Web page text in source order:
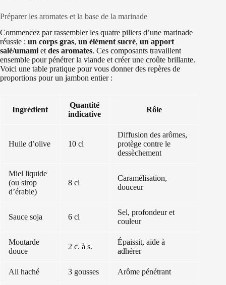
Préparer les aromates et la base de la marinade
Commencez par rassembler les quatre piliers d’une marinade
réussie : un corps gras, un élément sucré, un apport
salé/umami et des aromates. Ces composants travaillent
ensemble pour pénétrer la viande et créer une croûte brillante.
Voici une table pratique pour vous donner des repères de
proportions pour un jambon entier :
Ingrédient
Quantité
indicative
Rôle
Huile d’olive 10 cl
Diffusion des arômes,
protège contre le
dessèchement
Miel liquide
(ou sirop
d’érable)
8 cl
Caramélisation,
douceur
Sauce soja 6 cl
Sel, profondeur et
couleur
Moutarde
douce
2 c. à s.
Épaissit, aide à
adhérer
Ail haché 3 gousses Arôme pénétrant